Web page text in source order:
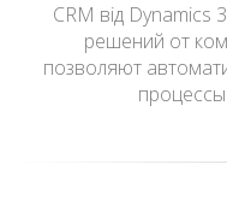
CRM від Dynamics
решений от
позволяют